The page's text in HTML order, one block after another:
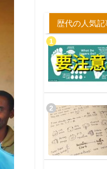
歴代の人気